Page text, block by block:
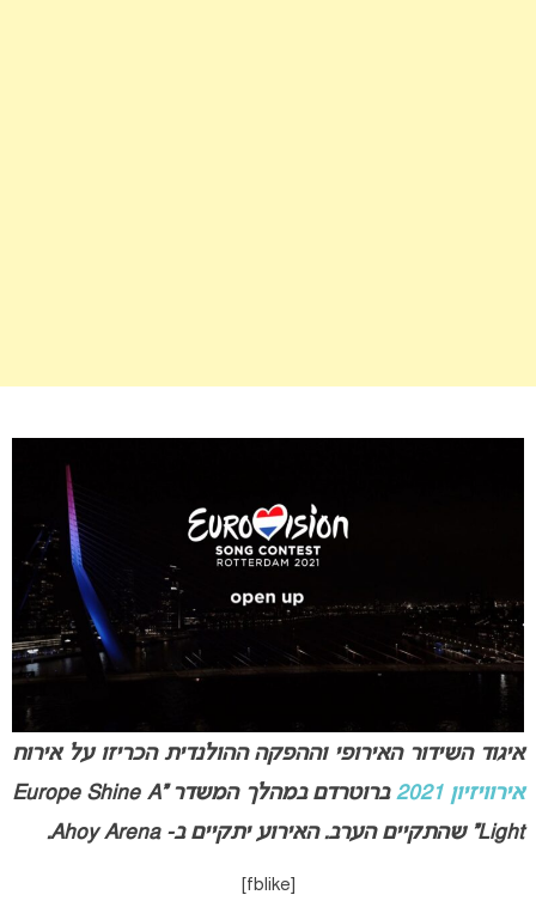
איגוד השידור האירופי וההפקה ההולנדית הכריזו על אירוח
אירוויזיון 2021
ברוטרדם במהלך המשדר “Europe Shine A
Light” שהתקיים הערב. האירוע יתקיים ב- Ahoy Arena.